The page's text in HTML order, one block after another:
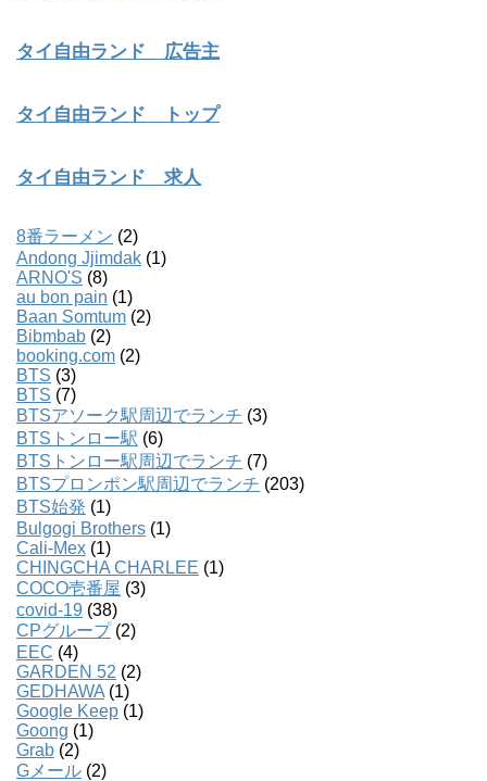
タイ自由ランド 広告主
タイ自由ランド トップ
タイ自由ランド 求人
8番ラーメン (2)
Andong Jjimdak (1)
ARNO'S (8)
au bon pain (1)
Baan Somtum (2)
Bibmbab (2)
booking.com (2)
BTS (3)
BTS (7)
BTSアソーク駅周辺でランチ (3)
BTSトンロー駅 (6)
BTSトンロー駅周辺でランチ (7)
BTSプロンポン駅周辺でランチ (203)
BTS始発 (1)
Bulgogi Brothers (1)
Cali-Mex (1)
CHINGCHA CHARLEE (1)
COCO壱番屋 (3)
covid-19 (38)
CPグループ(2)
EEC (4)
GARDEN 52 (2)
GEDHAWA (1)
Google Keep (1)
Goong (1)
Grab (2)
Gメール (2)